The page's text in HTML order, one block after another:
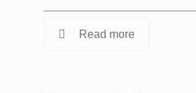
Read more